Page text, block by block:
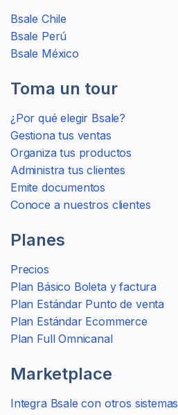
Bsale Chile
Bsale Perú
Bsale México
Toma un tour
¿Por qué elegir Bsale?
Gestiona tus ventas
Organiza tus productos
Administra tus clientes
Emite documentos
Conoce a nuestros clientes
Planes
Precios
Plan Básico Boleta y factura
Plan Estándar Punto de venta
Plan Estándar Ecommerce
Plan Full Omnicanal
Marketplace
Integra Bsale con otros sistemas